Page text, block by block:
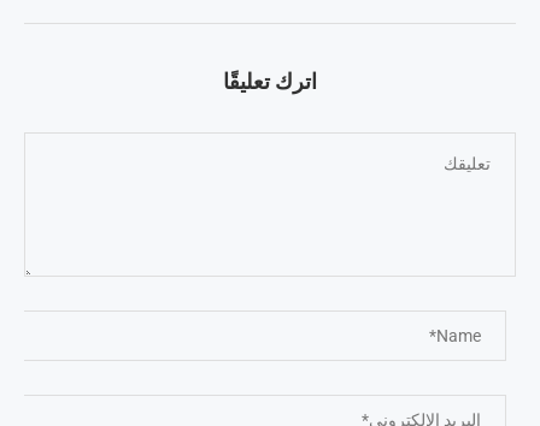
اترك تعليقًا